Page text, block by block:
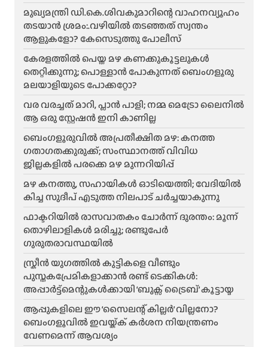
മുഖ്യമന്ത്രി ഡി.കെ.ശിവകുമാറിന്റെ വാഹനവ്യൂഹം
തടയാൻ ശ്രമം:.വഴിയിൽ തടഞ്ഞത് സ്വന്തം
ആളുകളോ? കേസെടുത്തു പോലീസ്
കേരളത്തിൽ പെയ്ത മഴ കണക്കുകൂട്ടലുകൾ
തെറ്റിക്കുന്നു; പൊള്ളാൻ പോകുന്നത് ബെംഗളൂരു
മലയാളിയുടെ പോക്കറ്റോ?
വര വരച്ചത് മാറി, പ്ലാൻ പാളി; നമ്മ മെട്രോ ലൈനിൽ
ആ ഒരു സ്റ്റേഷൻ ഇനി കാണില്ല
ബെംഗളൂരുവിൽ അപ്രതീക്ഷിത മഴ: കനത്ത
ഗതാഗതക്കുരുക്ക്; സംസ്ഥാനത്ത് വിവിധ
ജില്ലകളിൽ പരക്കെ മഴ മുന്നറിയിപ്പ്
മഴ കനത്തു, സഹായികൾ ഓടിയെത്തി; വേദിയിൽ
കിച്ച സുദീപ് എടുത്ത നിലപാട് ചർച്ചയാകുന്നു
ഫാക്ടറിയിൽ രാസവാതകം ചോർന്ന് ദുരന്തം: മൂന്ന്
തൊഴിലാളികൾ മരിച്ചു; രണ്ടുപേർ
ഗുരുതരാവസ്ഥയിൽ
സ്ക്രീൻ യുഗത്തിൽ കുട്ടികളെ വീണ്ടും
പുസ്തകപ്രേമികളാക്കാൻ രണ്ട് ടെക്കികൾ:
അപ്പാർട്ട്മെന്റുകൾക്കായി ‘ബുക്സ് ട്രൈബ്’ കൂട്ടായ്മ
ആപ്പുകളിലെ ഈ ‘സൈലന്റ് കില്ലർ’ വില്ലനോ?
ബെംഗളൂവിൽ ഇവയ്ക്ക് കർശന നിയന്ത്രണം
വേണമെന്ന് ആവശ്യം